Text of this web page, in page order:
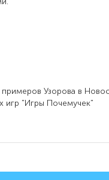
Узорова в
игр "Игры Почемучек"